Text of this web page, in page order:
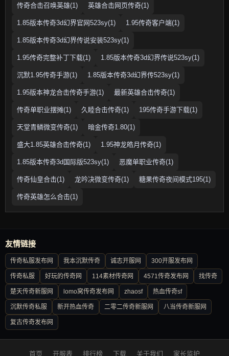
传奇合击召唤英雄(1) 英雄合击网页传奇(1)
1.85版本传奇3d幻界官网523sy(1) 1.95传奇客户端(1)
1.85版本传奇3d幻界传说安装523sy(1)
1.95传奇完整补丁下载(1) 1.85版本传奇3d幻界传说523sy(1)
沉默1.95传奇手游(1) 1.85版本传奇3d幻界传523sy(1)
1.95版本神龙合击传奇手游(1) 最新英雄合击传奇(1)
传奇单职业摆摊(1) 久睦合击传奇(1) 195传奇手游下载(1)
天堂青鳞微变传奇(1) 暗金传奇1.80(1)
盛大1.85英雄合击传奇(1) 1.95神龙皓月传奇(1)
1.85版本传奇3d国际版523sy(1) 恶魔单职业传奇(1)
传奇仙皇合击(1) 龙吟决微变传奇(1) 糖果传奇夜间模式195(1)
传奇英雄怎么合击(1)
友情链接
传奇私服发布网 我本沉默传奇 诚志开服网 300开服发布网
传奇私服 好玩的传奇网 114素材传奇网 4571传奇发布网 找传奇
楚天传奇新服网 lomo窝传奇发布网 zhaosf 热血传奇sf
沉默传奇私服 新开热血传奇 二零二传奇新服网 八当传奇新服网
复古传奇发布网
首页 开服表 排行榜 下载 关于我们 家长监护